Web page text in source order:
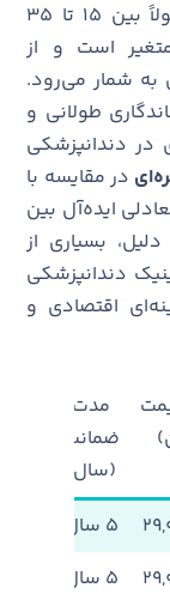
معمولاً بین ۱۵ تا ۳۵
است و از
به شمار می‌رود.
طولانی و
در دندانپزشکی
در مقایسه با
ایده‌آل بین
بسیاری از
دندانپزشکی
اقتصادی و
مدت
ضمانت
(سال)
۵ سال
۵ سال